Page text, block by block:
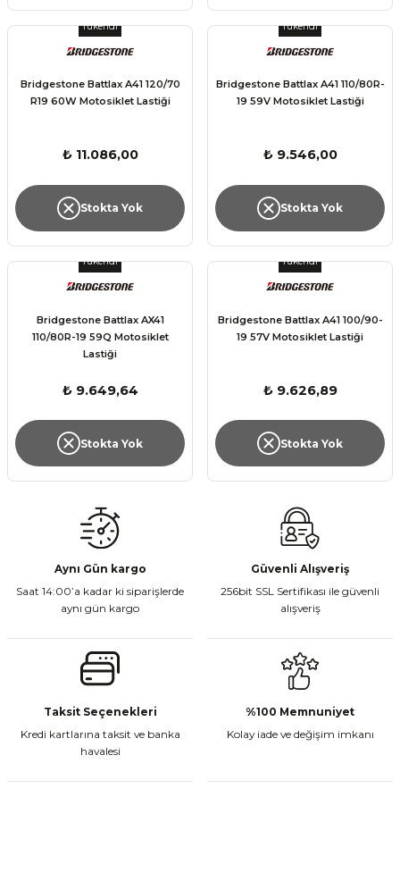
Tükendi
Bridgestone Battlax A41 120/70
R19 60W Motosiklet Lastiği
₺ 11.086,00
Stokta Yok
Tükendi
Bridgestone Battlax A41 110/80R-
19 59V Motosiklet Lastiği
₺ 9.546,00
Stokta Yok
Tükendi
Bridgestone Battlax AX41
110/80R-19 59Q Motosiklet
Lastiği
₺ 9.649,64
Stokta Yok
Tükendi
Bridgestone Battlax A41 100/90-
19 57V Motosiklet Lastiği
₺ 9.626,89
Stokta Yok
Aynı Gün kargo
Saat 14:00’a kadar ki siparişlerde
aynı gün kargo
Güvenli Alışveriş
256bit SSL Sertifikası ile güvenli
alışveriş
Taksit Seçenekleri
Kredi kartlarına taksit ve banka
havalesi
%100 Memnuniyet
Kolay iade ve değişim imkanı